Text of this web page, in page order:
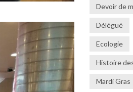
Devoir de
Délégué
Ecologie
Histoire
Mardi Gras